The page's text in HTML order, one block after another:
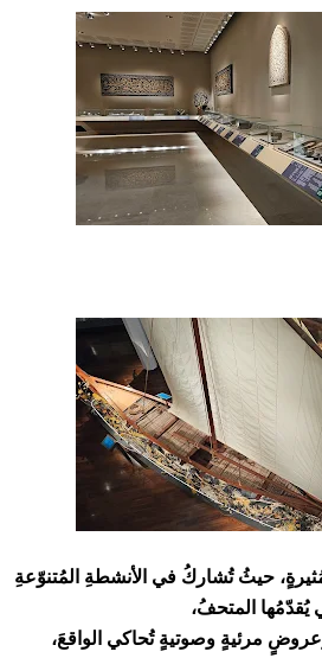
حيثُ تُشاركُ في الأنشطةِ المُتنوّعةِ
يُقدّمُها المتحفُ،
مرئيةٍ وصوتيةٍ تُحاكي الواقعَ،